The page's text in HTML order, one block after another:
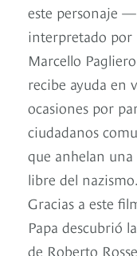
este personaje —
interpretado por
Marcello
recibe ayuda en
ocasiones por
ciudadanos
que anhelan
libre del nazismo.
Gracias a este
Papa descubrió
de Roberto